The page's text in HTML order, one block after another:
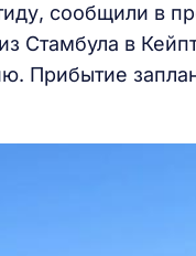
сообщили в
Стамбула в
Прибытие